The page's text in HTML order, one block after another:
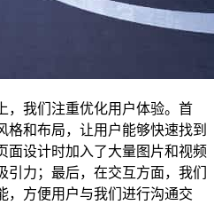
，我们注重优化用户体验。首
格和布局，让用户能够快速找到
面设计时加入了大量图片和视频
力；最后，在交互方面，我们
，方便用户与我们进行沟通交